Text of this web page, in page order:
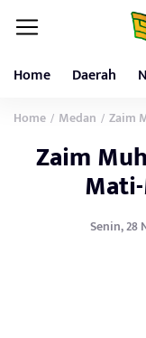
Home Daerah
Home / Medan / Zaim
Zaim
Senin, 28